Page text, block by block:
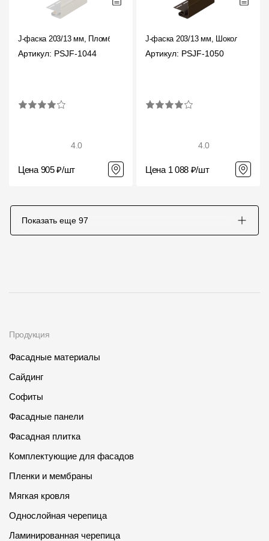
J-фаска 203/13 мм, Пломбир
Артикул: PSJF-1044
4.0
Цена 905 ₽/шт
J-фаска 203/13 мм, Шоколад
Артикул: PSJF-1050
4.0
Цена 1 088 ₽/шт
Показать еще 97
Продукция
Фасадные материалы
Сайдинг
Софиты
Фасадные панели
Фасадная плитка
Комплектующие для фасадов
Пленки и мембраны
Мягкая кровля
Однослойная черепица
Ламинированная черепица